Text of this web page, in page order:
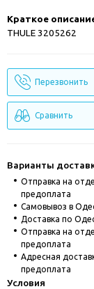
Краткое
THULE 3205262
Перезвонить
Сравнить
Варианты
Отправка на
предоплата
Cамовывоз в
Доставка по
Отправка на
предоплата
Адресная
предоплата
Условия